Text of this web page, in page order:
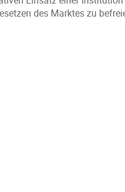
des Marktes zu